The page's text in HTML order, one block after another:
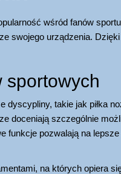
wśród fanów
swojego urządzenia.
sportowych
dyscypliny, takie jak piłka
doceniają szczególnie
pozwalają na
na których opiera